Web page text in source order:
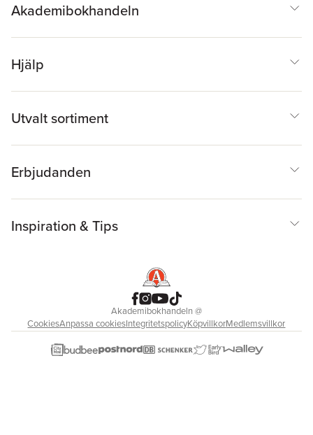
Akademibokhandeln
Hjälp
Utvalt sortiment
Erbjudanden
Inspiration & Tips
Akademibokhandeln@
CookiesAnpassa cookiesIntegritetspolicyKöpvillkorMedlemsvillkor